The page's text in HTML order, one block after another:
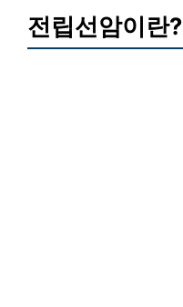
전립선암이란?